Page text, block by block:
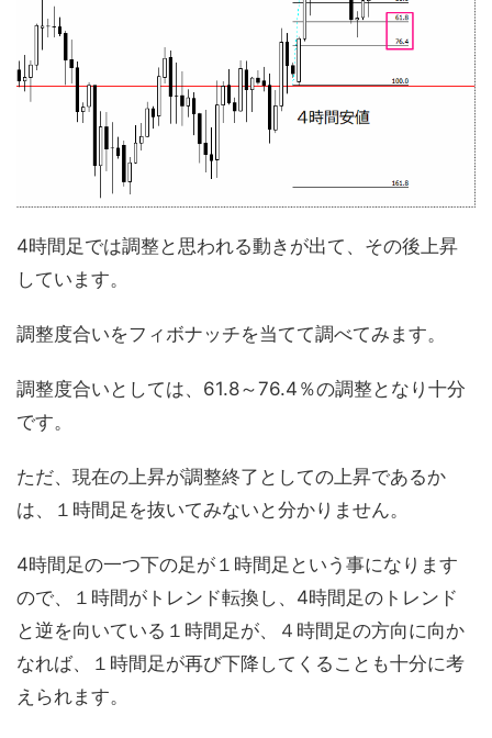
4時間足では調整と思われる動きが出て、その後上昇
しています。
調整度合いをフィボナッチを当てて調べてみます。
調整度合いとしては、61.8～76.4％の調整となり十分
です。
ただ、現在の上昇が調整終了としての上昇であるか
は、１時間足を抜いてみないと分かりません。
4時間足の一つ下の足が１時間足という事になります
ので、１時間がトレンド転換し、4時間足のトレンド
と逆を向いている１時間足が、４時間足の方向に向か
なれば、１時間足が再び下降してくることも十分に考
えられます。